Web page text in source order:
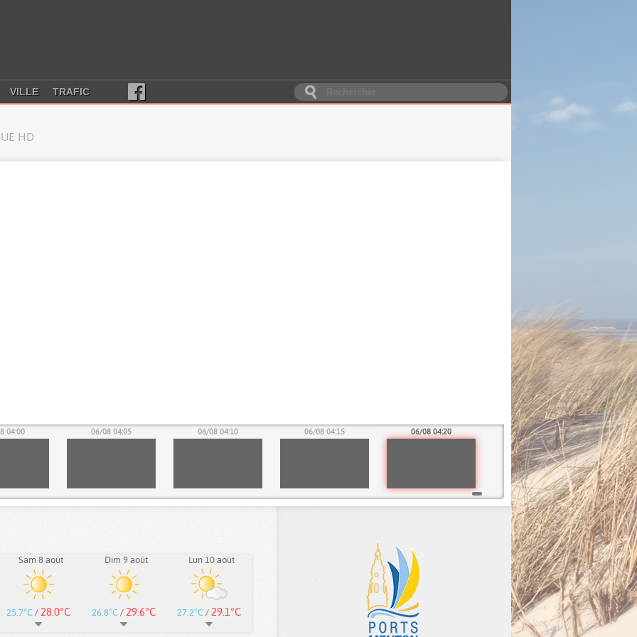
VILLE TRAFIC
HD
04:00 06/08 04:05 06/08 04:10 06/08 04:15 06/08 04:20
Sam 8 août
25.7°C / 28.0°C
Dim 9 août
26.8°C / 29.6°C
Lun 10 août
27.2°C / 29.1°C